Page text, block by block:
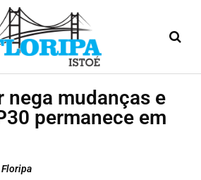
nega mudanças e
permanece em